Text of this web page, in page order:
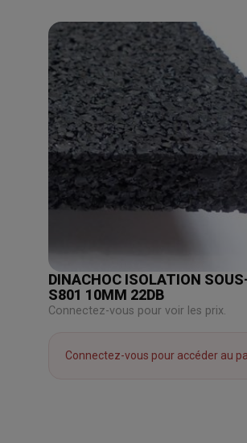
DINACHOC ISOLATION
S801 10MM 22DB
Connectez-vous pour voir les prix.
Connectez-vous pour accéder au